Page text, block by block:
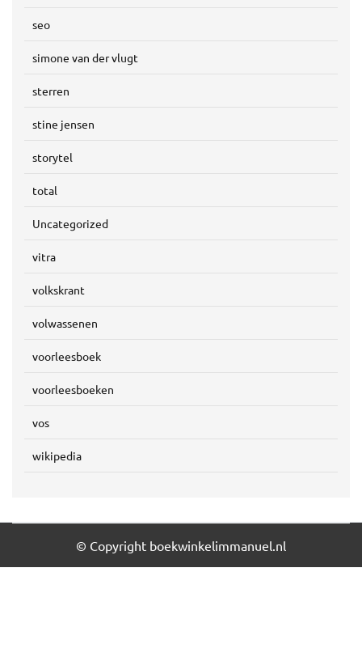
seo
simone van der vlugt
sterren
stine jensen
storytel
total
Uncategorized
vitra
volkskrant
volwassenen
voorleesboek
voorleesboeken
vos
wikipedia
© Copyright boekwinkelimmanuel.nl